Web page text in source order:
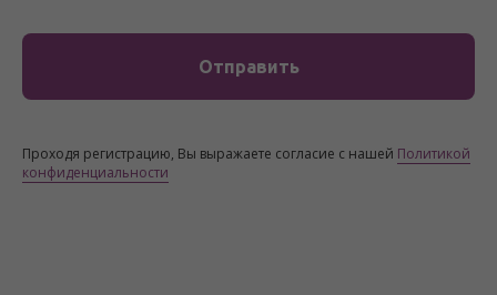
Отправить
Проходя регистрацию, Вы выражаете согласие с нашей Политикой
конфиденциальности